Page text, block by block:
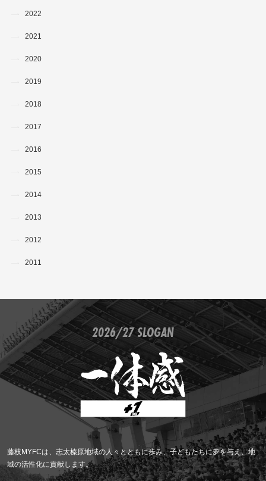
2022
2021
2020
2019
2018
2017
2016
2015
2014
2013
2012
2011
2026/27 SLOGAN
藤枝MYFCは、志太榛原地域の人々とともに歩み、子どもたちに夢を与え、地
域の活性化に貢献します。